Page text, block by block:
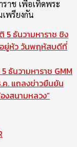
าช เพื่อเทิดพระ
พรียงกัน
5 ธันวามหาราช ชิง
อยู่หัว วันพฤหัสบดีที่
ธันวามหาราช GMM
. แถลงข่าวยืนยัน
งสนามหลวง”